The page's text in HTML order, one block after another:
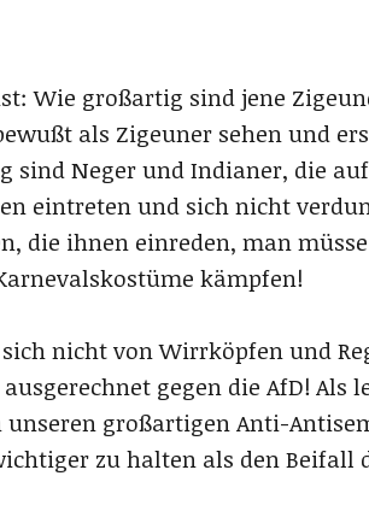
Wie großartig sind jene
als Zigeuner sehen und
sind Neger und Indianer, die
eintreten und sich nicht
die ihnen einreden, man
kämpfen!
nicht von Wirrköpfen und
gegen die AfD! Als
großartigen Anti-
zu halten als den Beifall